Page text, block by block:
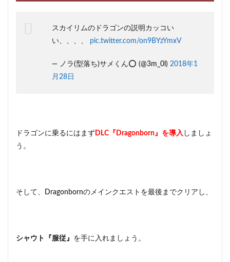
スカイリムのドラゴンの説明カッコい
い、、、、 pic.twitter.com/on9BYzYmxV
— ノラ(型落ち)サメくん⭕️ (@3m_0l) 2018年1
月28日
ドラゴンに乗るにはまず DLC『Dragonborn』を導入 しましょ
う。
そして、Dragonbornのメインクエストを最後までクリアし、
シャウト『服従』 を手に入れましょう。